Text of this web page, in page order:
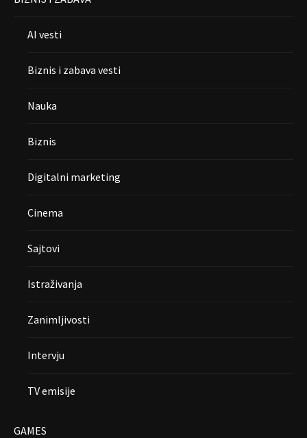
AI vesti
Biznis i zabava vesti
Nauka
Biznis
Digitalni marketing
Cinema
Sajtovi
Istraživanja
Zanimljivosti
Intervju
TV emisije
GAMES